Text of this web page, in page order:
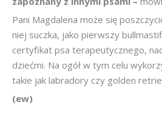
Pani Magdalena może się
niej suczka, jako pierwszy
certyfikat psa terapeutycznego,
dziećmi. Na ogół w tym celu
takie jak labradory czy golden
(ew)